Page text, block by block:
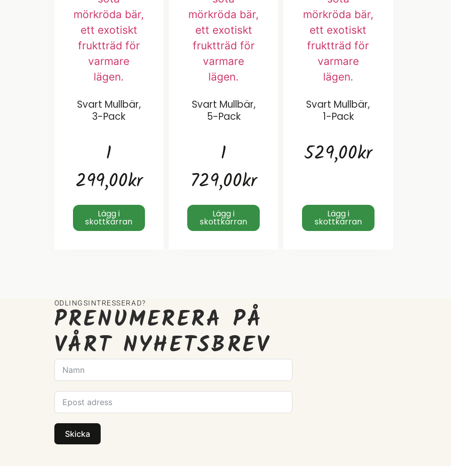
Svart Mullbär,
3-Pack
1
299,00kr
Lägg i
skottkärran
Svart Mullbär,
5-Pack
1
729,00kr
Lägg i
skottkärran
Svart Mullbär,
1-Pack
529,00kr
Lägg i
skottkärran
ODLINGSINTRESSERAD?
PRENUMERERA PÅ
VÅRT NYHETSBREV
Skicka